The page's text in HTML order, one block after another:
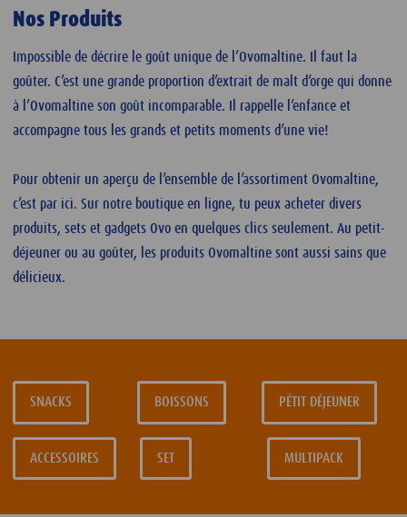
Nos Produits
Impossible de décrire le goût unique de l’Ovomaltine. Il faut la
goûter. C’est une grande proportion d’extrait de malt d’orge qui donne
à l’Ovomaltine son goût incomparable. Il rappelle l’enfance et
accompagne tous les grands et petits moments d’une vie!
Pour obtenir un aperçu de l’ensemble de l’assortiment Ovomaltine,
c’est par ici. Sur notre boutique en ligne, tu peux acheter divers
produits, sets et gadgets Ovo en quelques clics seulement. Au petit-
déjeuner ou au goûter, les produits Ovomaltine sont aussi sains que
délicieux.
SNACKS BOISSONS PÉTIT DÉJEUNER
ACCESSOIRES SET MULTIPACK